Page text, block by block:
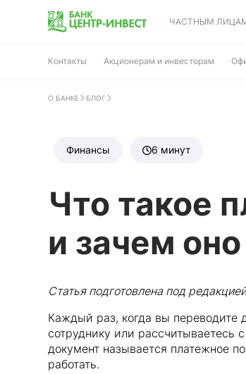
ЧАСТНЫМ
Контакты Акционерам и инвесторам
О БАНКЕ БЛОГ
Финансы 6 минут
Что такое
и зачем
Статья подготовлена под
Каждый раз, когда вы переводите
сотруднику или рассчитываетесь
документ называется платежное
работать.